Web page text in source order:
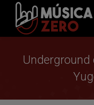
Underground